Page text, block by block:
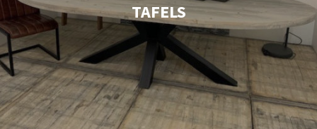
TAFELS